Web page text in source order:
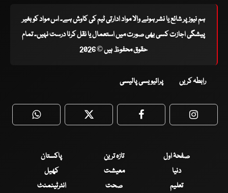
ہم نیوز پر شائع یا نشر ہونے والا مواد ادارتی ٹیم کی کاوش ہے۔ اس مواد کو بغیر
پیشگی اجازت کسی بھی صورت میں استعمال یا نقل کرنا درست نہیں۔ تمام
حقوق محفوظ ہیں © 2026
رابطہ کریں پرائیویسی پالیسی
WhatsApp Twitter Facebook
صفحۂ اول تازہ ترین
پاکستان
دنیا
معیشت
کھیل
تعلیم
صحت انٹرٹینمنٹ